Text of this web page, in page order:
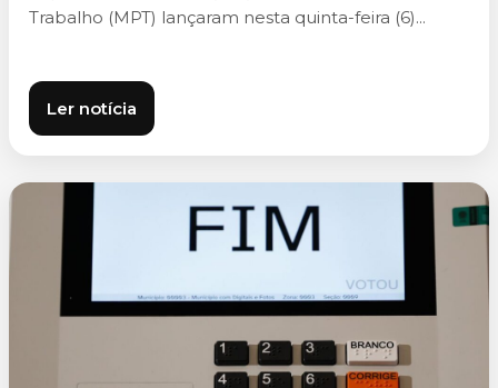
Trabalho (MPT) lançaram nesta quinta-feira (6)...
Ler notícia